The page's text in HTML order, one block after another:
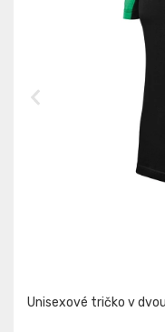
Unisexové tričko v